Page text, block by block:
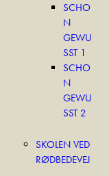
SCHO
N
GEWU
SST 1
SCHO
N
GEWU
SST 2
SKOLEN VED
RØDBEDEVEJ